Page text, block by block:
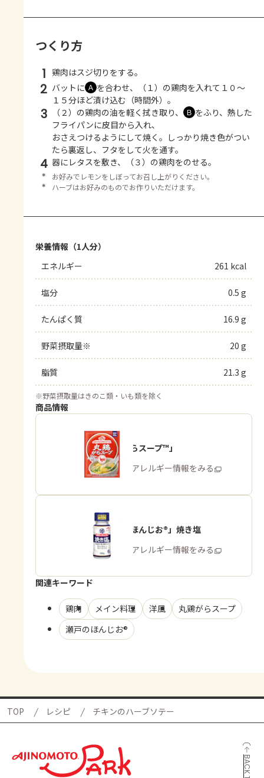
つくり方
1 鶏肉はスジ切りをする。
2 バットに Ａ を合わせ、（１）の鶏肉を入れて１０～
１５分ほど漬け込む（時間外）。
3 （２）の鶏肉の油を軽く拭き取り、 Ｂ をふり、熱した
フライパンに皮目から入れ、
おさえつけるようにして焼く。しっかり焼き色がつい
たら裏返し、フタをして火を通す。
4 器にレタスを敷き、（３）の鶏肉をのせる。
＊
お好みでレモンをしぼってお召し上がりください。
＊
ハーブはお好みのものでお作りいただけます。
栄養情報（1人分）
エネルギー
261 kcal
塩分 0.5 g
たんぱく質 16.9 g
野菜摂取量※ 20 g
脂質 21.3 g
※野菜摂取量はきのこ類・いも類を除く
商品情報
「丸鶏がらスープ™」
商品・アレルギー情報をみる
「瀬戸のほんじお®」焼き塩
商品・アレルギー情報をみる
関連キーワード
鶏肉 メイン料理 洋風
丸鶏がらスープ
瀬戸のほんじお®
TOP レシピ チキンのハーブソテー